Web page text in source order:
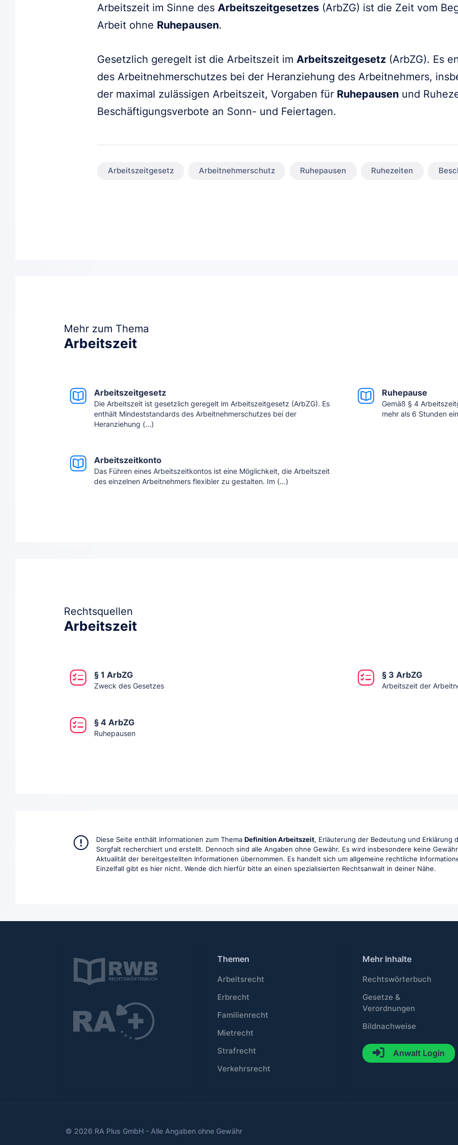
Arbeitszeit im Sinne des Arbeitszeitgesetzes (ArbZG) ist die Zeit vom
Arbeit ohne Ruhepausen.
Gesetzlich geregelt ist die Arbeitszeit im Arbeitszeitgesetz (ArbZG). Es
des Arbeitnehmerschutzes bei der Heranziehung des Arbeitnehmers,
der maximal zulässigen Arbeitszeit, Vorgaben für Ruhepausen und
Beschäftigungsverbote an Sonn- und Feiertagen.
Arbeitszeitgesetz Arbeitnehmerschutz Ruhepausen Ruhezeiten
Mehr zum Thema
Arbeitszeit
Arbeitszeitgesetz
Die Arbeitszeit ist gesetzlich geregelt im Arbeitszeitgesetz (ArbZG). Es
enthält Mindeststandards des Arbeitnehmerschutzes bei der
Heranziehung (...)
Ruhepause
Gemäß § 4
mehr als 6 Stunden
Arbeitszeitkonto
Das Führen eines Arbeitszeitkontos ist eine Möglichkeit, die Arbeitszeit
des einzelnen Arbeitnehmers flexibler zu gestalten. Im (...)
Rechtsquellen
Arbeitszeit
§ 1 ArbZG
Zweck des Gesetzes
§ 3 ArbZG
Arbeitszeit der
§ 4 ArbZG
Ruhepausen
Diese Seite enthält Informationen zum ThemaDefinition Arbeitszeit, Erläuterung der Bedeutung und Erklärung
Sorgfalt recherchiert und erstellt. Dennoch sind alle Angaben ohne Gewähr. Es wird insbesondere keine
Aktualität der bereitgestellten Informationen übernommen. Es handelt sich um allgemeine rechtliche
Einzelfall gibt es hier nicht. Wende dich hierfür bitte an einen spezialisierten Rechtsanwalt in deiner Nähe.
Themen
Arbeitsrecht
Erbrecht
Familienrecht
Mietrecht
Strafrecht
Verkehrsrecht
Mehr Inhalte
Rechtswörterbuch
Gesetze &
Verordnungen
Bildnachweise
Anwalt Login
© 2026 RA Plus GmbH - Alle Angaben ohne Gewähr